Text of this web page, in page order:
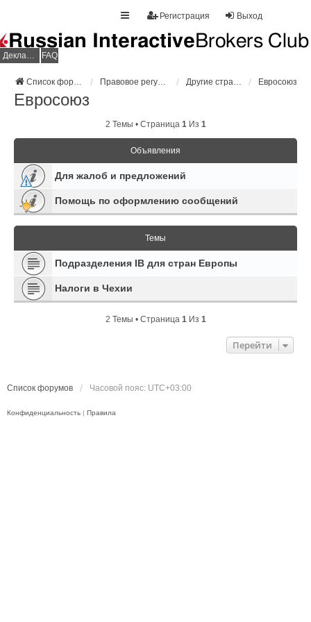
Выход
Регистрация
Декларация НДФЛ FAQ
Список форумов Правовое регулирование Другие страны Евросоюз
Евросоюз
2 Темы • Страница 1Из 1
Объявления
Для жалоб и предложений
Помощь по оформлению сообщений
Темы
Подразделения IB для стран Европы
Налоги в Чехии
2 Темы • Страница 1Из 1
Перейти
Список форумов Часовой пояс: UTC+03:00
Конфиденциальность | Правила